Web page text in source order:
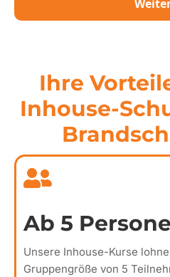
Ihre
Inhouse-
Ab 5
Unsere Inhouse-Kurse
Gruppengröße von 5